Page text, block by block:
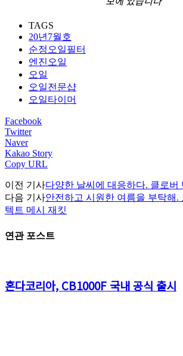
TAGS
20년7월호
순정오일필터
엔진오일
오일
오일전문샵
오일타이머
Facebook
Twitter
Naver
Kakao Story
Copy URL
이전 기사다양한 날씨에 대응하다. 클로버
다음 기사안전하고 시원한 여름을 부탁해.
텍트 메시 재킷
연관 포스트
혼다코리아, CB1000F 국내 공식 출시